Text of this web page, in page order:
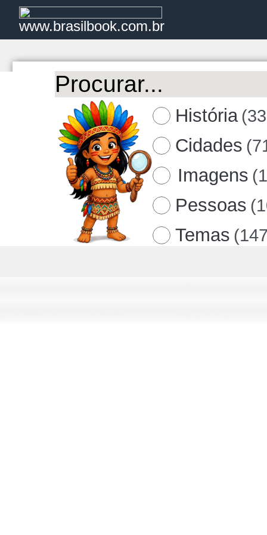
www.brasilbook.com.br
História
Cidades
Imagens
Pessoas
Temas